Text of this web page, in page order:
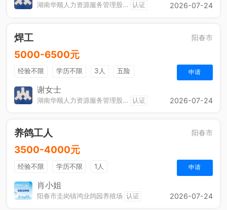
湖南华顺人力资源服务管理股份有限公司阳春分公司 认证 2026-07-24
焊工 阳春市
5000-6500元
经验不限 学历不限 3人 五险 申请
谢女士
湖南华顺人力资源服务管理股份有限公司阳春分公司 认证 2026-07-24
养鸽工人 阳春市
3500-4000元
经验不限 学历不限 1人 申请
肖小姐
阳春市圭岗镇鸿业鸽园养殖场 认证 2026-07-24